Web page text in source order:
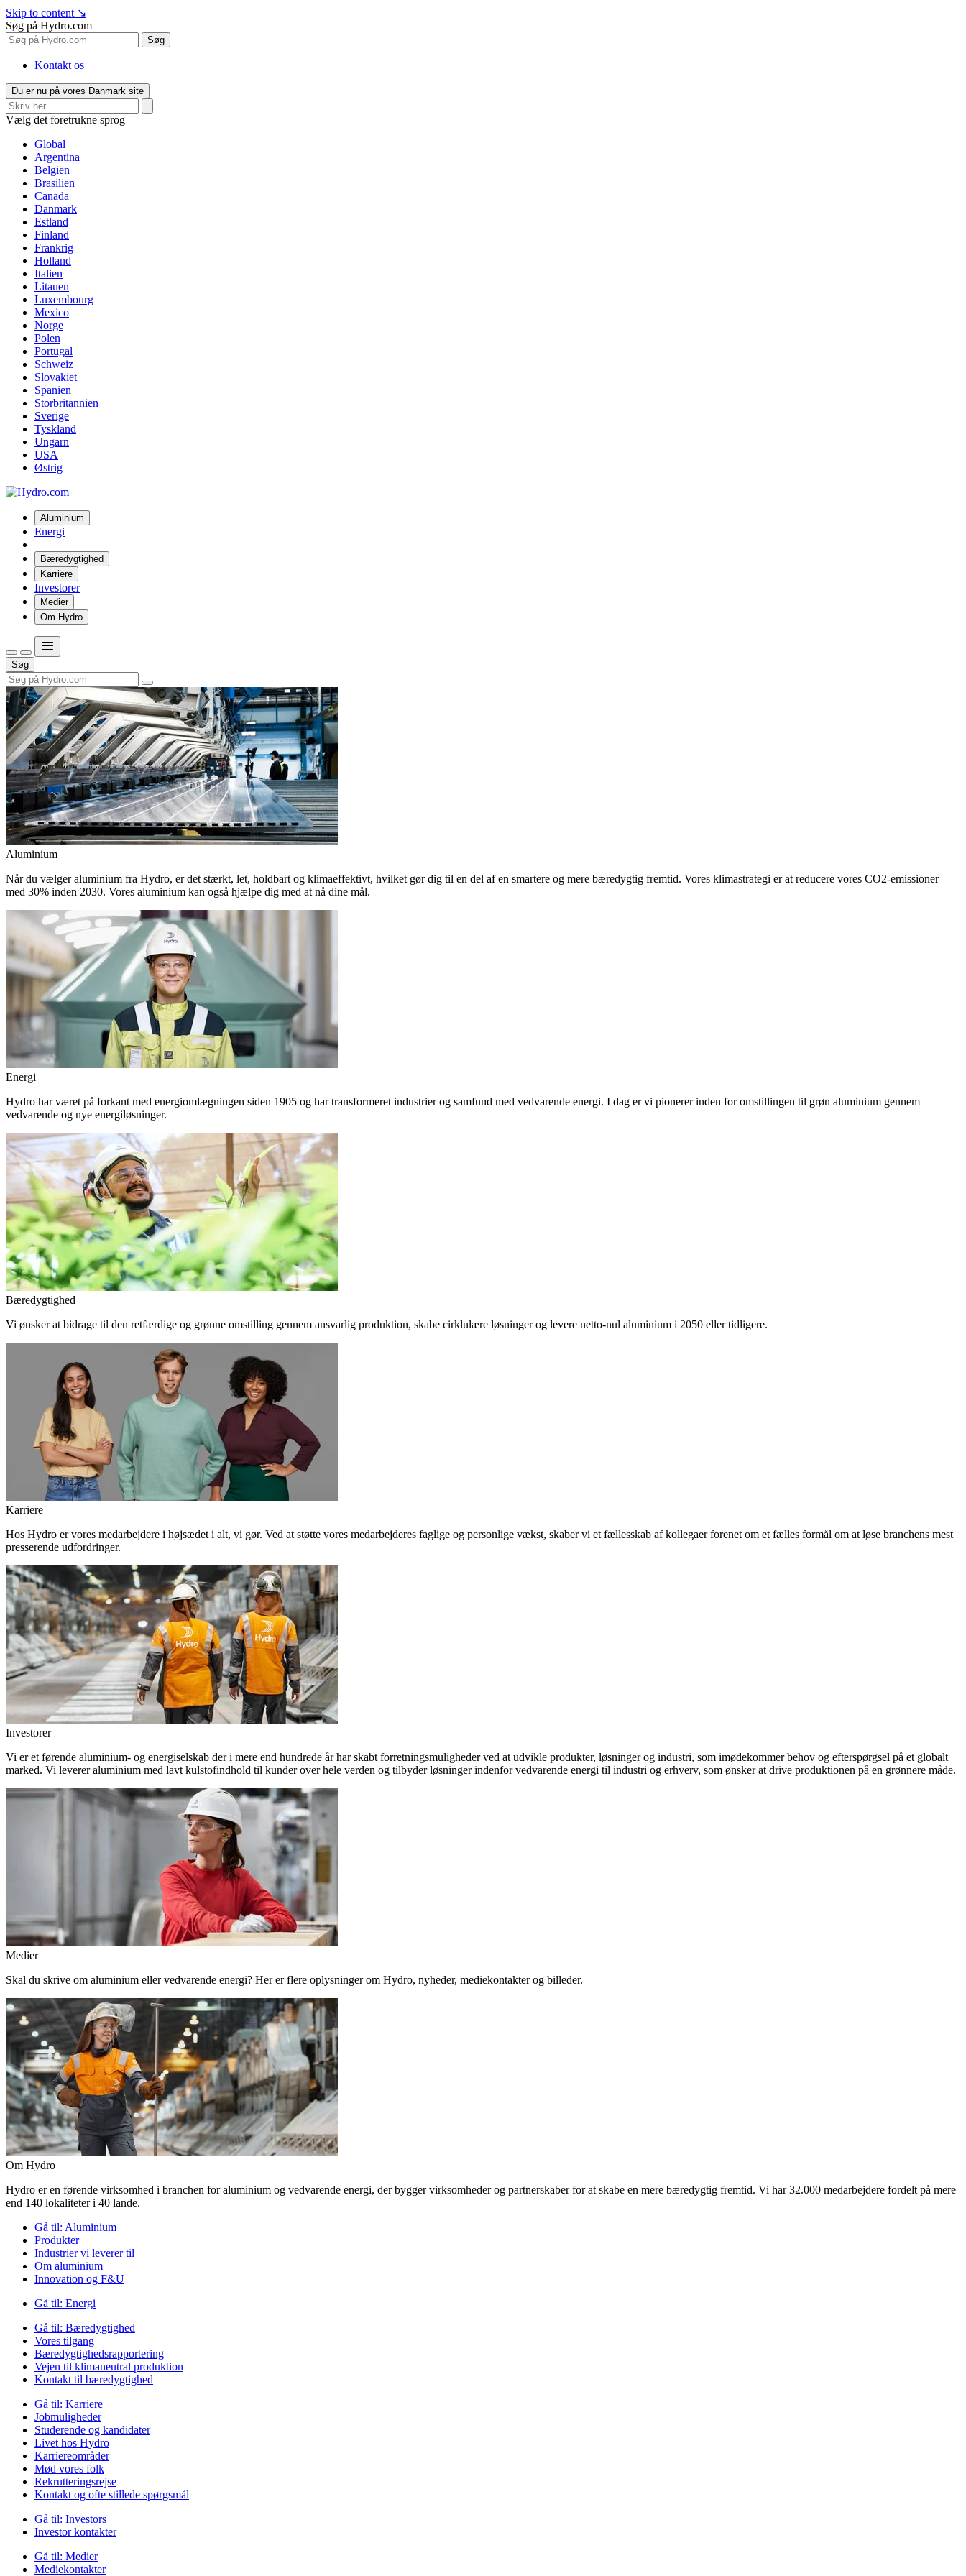
Skip to content ↘
Søg på Hydro.com
Søg
Kontakt os
Du er nu på vores Danmark site
Vælg det foretrukne sprog
Global
Argentina
Belgien
Brasilien
Canada
Danmark
Estland
Finland
Frankrig
Holland
Italien
Litauen
Luxembourg
Mexico
Norge
Polen
Portugal
Schweiz
Slovakiet
Spanien
Storbritannien
Sverige
Tyskland
Ungarn
USA
Østrig
Aluminium
Energi
Bæredygtighed
Karriere
Investorer
Medier
Om Hydro
Søg
Aluminium
Når du vælger aluminium fra Hydro, er det stærkt, let, holdbart og klimaeffektivt, hvilket gør dig til en del af en smartere og mere bæredygtig fremtid. Vores klimastrategi er at reducere vores CO2-emissioner
med 30% inden 2030. Vores aluminium kan også hjælpe dig med at nå dine mål.
Energi
Hydro har været på forkant med energiomlægningen siden 1905 og har transformeret industrier og samfund med vedvarende energi. I dag er vi pionerer inden for omstillingen til grøn aluminium gennem
vedvarende og nye energiløsninger.
Bæredygtighed
Vi ønsker at bidrage til den retfærdige og grønne omstilling gennem ansvarlig produktion, skabe cirklulære løsninger og levere netto-nul aluminium i 2050 eller tidligere.
Karriere
Hos Hydro er vores medarbejdere i højsædet i alt, vi gør. Ved at støtte vores medarbejderes faglige og personlige vækst, skaber vi et fællesskab af kollegaer forenet om et fælles formål om at løse branchens mest
presserende udfordringer.
Investorer
Vi er et førende aluminium- og energiselskab der i mere end hundrede år har skabt forretningsmuligheder ved at udvikle produkter, løsninger og industri, som imødekommer behov og efterspørgsel på et globalt
marked. Vi leverer aluminium med lavt kulstofindhold til kunder over hele verden og tilbyder løsninger indenfor vedvarende energi til industri og erhverv, som ønsker at drive produktionen på en grønnere måde.
Medier
Skal du skrive om aluminium eller vedvarende energi? Her er flere oplysninger om Hydro, nyheder, mediekontakter og billeder.
Om Hydro
Hydro er en førende virksomhed i branchen for aluminium og vedvarende energi, der bygger virksomheder og partnerskaber for at skabe en mere bæredygtig fremtid. Vi har 32.000 medarbejdere fordelt på mere
end 140 lokaliteter i 40 lande.
Gå til: Aluminium
Produkter
Industrier vi leverer til
Om aluminium
Innovation og F&U
Gå til: Energi
Gå til: Bæredygtighed
Vores tilgang
Bæredygtighedsrapportering
Vejen til klimaneutral produktion
Kontakt til bæredygtighed
Gå til: Karriere
Jobmuligheder
Studerende og kandidater
Livet hos Hydro
Karriereområder
Mød vores folk
Rekrutteringsrejse
Kontakt og ofte stillede spørgsmål
Gå til: Investors
Investor kontakter
Gå til: Medier
Mediekontakter